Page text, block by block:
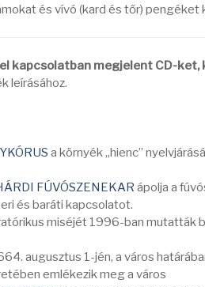
és vívó (kard és tőr) pengéket
kapcsolatban megjelent CD-ket,
leírásához.
a környék „hienc”
FÚVÓSZENEKAR ápolja a
és baráti kapcsolatot.
miséjét 1996-ban mutatták
augusztus 1-jén, a város
emlékezik meg a város